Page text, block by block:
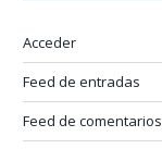
Acceder
Feed de entradas
Feed de comentarios